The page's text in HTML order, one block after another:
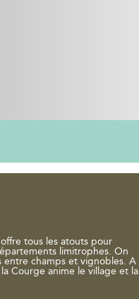
tous les atouts pour
limitrophes. On
champs et vignobles. A
Courge anime le village et la